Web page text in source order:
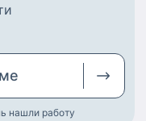
нашли работу